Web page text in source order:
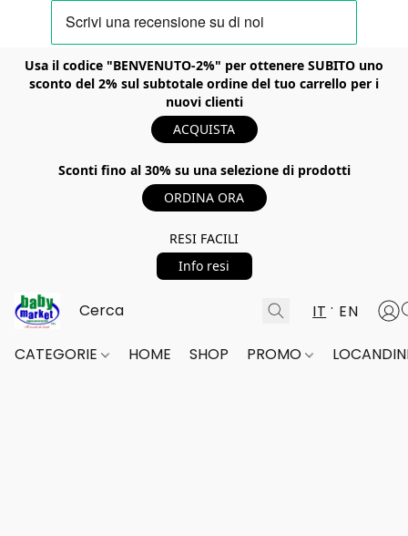
Usa il codice "BENVENUTO-2%" per ottenere SUBITO uno
sconto del 2% sul subtotale ordine del tuo carrello per i
nuovi clienti
ACQUISTA
Sconti fino al 30% su una selezione di prodotti
ORDINA ORA
RESI FACILI
Info resi
IT EN
CATEGORIE HOME SHOP PROMO